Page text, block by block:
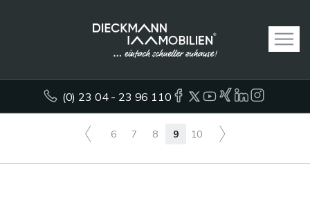
(0) 23 04 - 23 96 110
6 7 8 9 10